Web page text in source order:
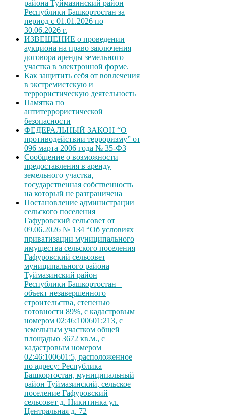
района Туймазинский район
Республики Башкортостан за
период с 01.01.2026 по
30.06.2026 г.
ИЗВЕЩЕНИЕ о проведении
аукциона на право заключения
договора аренды земельного
участка в электронной форме.
Как защитить себя от вовлечения
в экстремистскую и
террористическую деятельность
Памятка по
антитеррористической
безопасности
ФЕДЕРАЛЬНЫЙ ЗАКОН “О
противодействии терроризму” от
096 марта 2006 года № 35-ФЗ
Сообщение о возможности
предоставления в аренду
земельного участка,
государственная собственность
на который не разграничена
Постановление администрации
сельского поселения
Гафуровский сельсовет от
09.06.2026 № 134 “Об условиях
приватизации муниципального
имущества сельского поселения
Гафуровский сельсовет
муниципального района
Туймазинский район
Республики Башкортостан –
объект незавершенного
строительства, степенью
готовности 89%, с кадастровым
номером 02:46:100601:213, с
земельным участком общей
площадью 3672 кв.м., с
кадастровым номером
02:46:100601:5, расположенное
по адресу: Республика
Башкортостан, муниципальный
район Туймазинский, сельское
поселение Гафуровский
сельсовет д. Никитинка ул.
Центральная д. 72